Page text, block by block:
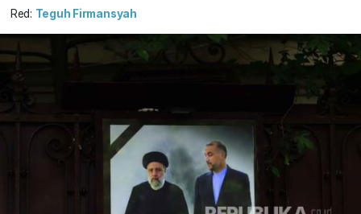
Red: Teguh Firmansyah